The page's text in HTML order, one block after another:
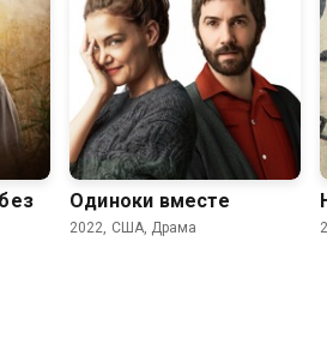
5.6 5.4
Одиноки вместе
2022, США, Драма